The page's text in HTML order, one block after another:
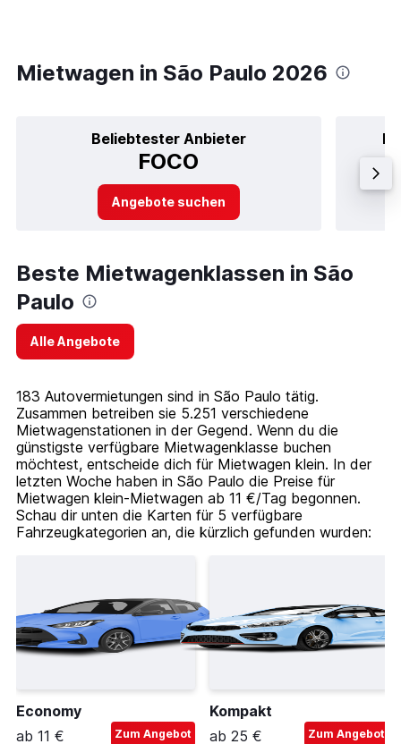
Mietwagen in São Paulo 2026
Beliebtester Anbieter
FOCO
Angebote suchen
Beste Mietwagenklassen in São
Paulo
Alle Angebote
183 Autovermietungen sind in São Paulo tätig.
Zusammen betreiben sie 5.251 verschiedene
Mietwagenstationen in der Gegend. Wenn du die
günstigste verfügbare Mietwagenklasse buchen
möchtest, entscheide dich für Mietwagen klein. In der
letzten Woche haben in São Paulo die Preise für
Mietwagen klein-Mietwagen ab 11 €/Tag begonnen.
Schau dir unten die Karten für 5 verfügbare
Fahrzeugkategorien an, die kürzlich gefunden wurden:
Economy
ab 11 €
Zum Angebot
Kompakt
ab 25 €
Zum Angebot